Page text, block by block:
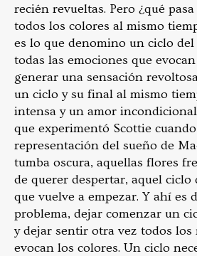
recién revueltas. Pero ¿qué
todos los colores al mismo
es lo que denomino un ciclo
todas las emociones que
generar una sensación
un ciclo y su final al mismo
intensa y un amor
que experimentó Scottie
representación del sueño de
tumba oscura, aquellas flores
de querer despertar, aquel ciclo
que vuelve a empezar. Y ahí es
problema, dejar comenzar un
y dejar sentir otra vez todos los
evocan los colores. Un ciclo